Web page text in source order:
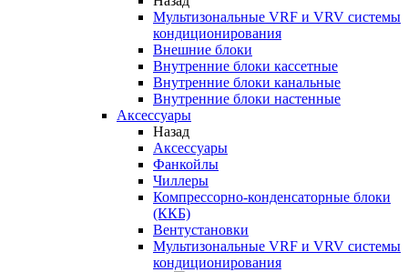
Мультизональные VRF и VRV системы
кондиционирования
Внешние блоки
Внутренние блоки кассетные
Внутренние блоки канальные
Внутренние блоки настенные
Аксессуары
Назад
Аксессуары
Фанкойлы
Чиллеры
Компрессорно-конденсаторные блоки
(ККБ)
Вентустановки
Мультизональные VRF и VRV системы
кондиционирования